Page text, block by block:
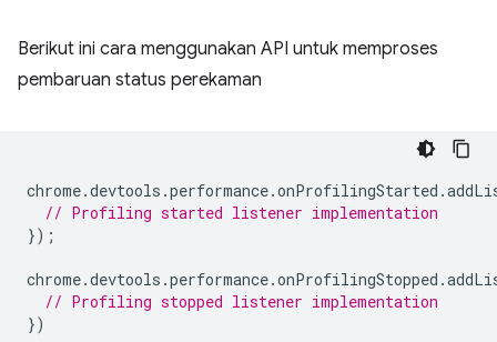
Berikut ini cara menggunakan API untuk memproses
pembaruan status perekaman
chrome.devtools .performance.onProfilingStarted .
// Profiling started listener implementation
});
chrome.devtools .performance.onProfilingStopped .
// Profiling stopped listener implementation
})